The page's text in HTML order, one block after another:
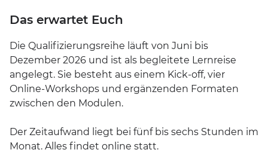
Das erwartet Euch
Die Qualifizierungsreihe läuft von Juni bis
Dezember 2026 und ist als begleitete Lernreise
angelegt. Sie besteht aus einem Kick-off, vier
Online-Workshops und ergänzenden Formaten
zwischen den Modulen.
Der Zeitaufwand liegt bei fünf bis sechs Stunden im
Monat. Alles findet online statt.